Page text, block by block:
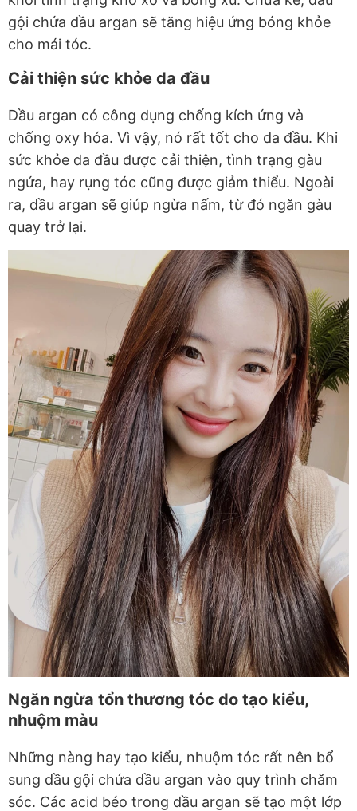
gội chứa dầu argan sẽ tăng hiệu ứng bóng khỏe
cho mái tóc.
Cải thiện sức khỏe da đầu
Dầu argan có công dụng chống kích ứng và
chống oxy hóa. Vì vậy, nó rất tốt cho da đầu. Khi
sức khỏe da đầu được cải thiện, tình trạng gàu
ngứa, hay rụng tóc cũng được giảm thiểu. Ngoài
ra, dầu argan sẽ giúp ngừa nấm, từ đó ngăn gàu
quay trở lại.
Ngăn ngừa tổn thương tóc do tạo kiểu,
nhuộm màu
Những nàng hay tạo kiểu, nhuộm tóc rất nên bổ
sung dầu gội chứa dầu argan vào quy trình chăm
sóc. Các acid béo trong dầu argan sẽ tạo một lớp